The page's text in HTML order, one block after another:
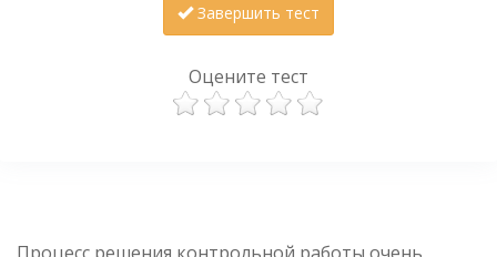
Завершить тест
Оцените тест